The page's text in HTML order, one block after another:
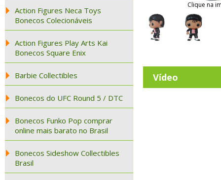
Action Figures Neca Toys
Bonecos Colecionáveis
Action Figures Play Arts Kai
Bonecos Square Enix
Barbie Collectibles
Bonecos do UFC Round 5 / DTC
Bonecos Funko Pop comprar
online mais barato no Brasil
Bonecos Sideshow Collectibles
Brasil
Clique na
Vídeo